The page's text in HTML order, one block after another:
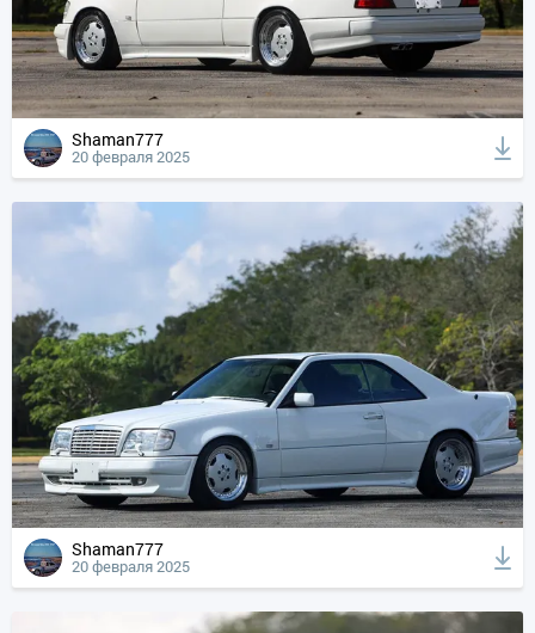
Shaman777
20 февраля 2025
Shaman777
20 февраля 2025